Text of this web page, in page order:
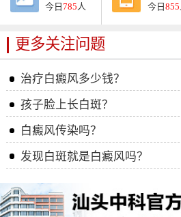
今日785 人 今日855
更多关注问题
治疗白癜风多少钱？
孩子脸上长白斑？
白癜风传染吗？
发现白斑就是白癜风吗？